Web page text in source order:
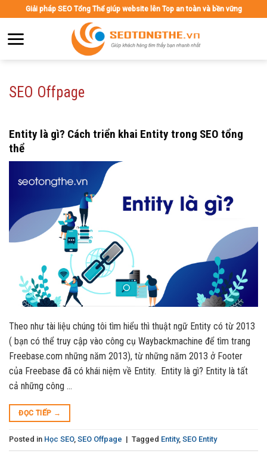
content
Giải pháp SEO Tổng Thể giúp website lên Top an toàn và bền vững
SEO Offpage
Entity là gì? Cách triển khai Entity trong SEO tổng
thể
Theo như tài liệu chúng tôi tìm hiểu thì thuật ngữ Entity có từ 2013
( bạn có thể truy cập vào công cụ Waybackmachine để tìm trang
Freebase.com những năm 2013), từ những năm 2013 ở Footer
của Freebase đã có khái niệm về Entity. Entity là gì? Entity là tất
cả những công …
ĐỌC TIẾP →
Posted in Học SEO, SEO Offpage | Tagged Entity, SEO Entity